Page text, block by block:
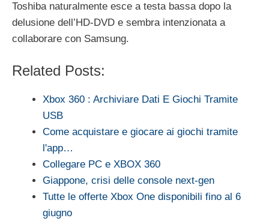
Toshiba naturalmente esce a testa bassa dopo la
delusione dell’HD-DVD e sembra intenzionata a
collaborare con Samsung.
Related Posts:
Xbox 360 : Archiviare Dati E Giochi Tramite
USB
Come acquistare e giocare ai giochi tramite
l'app…
Collegare PC e XBOX 360
Giappone, crisi delle console next-gen
Tutte le offerte Xbox One disponibili fino al 6
giugno